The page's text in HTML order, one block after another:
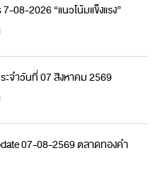
08-2026 “แนวโน้มแข็งแรง”
ะจำวันที่ 07 สิงหาคม 2569
07-08-2569 ตลาดทองคำ